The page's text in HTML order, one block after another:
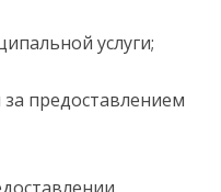
услуги;
предоставлением